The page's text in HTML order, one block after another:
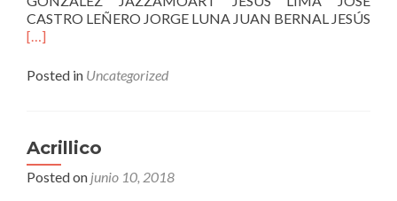
CASTRO LEÑERO JORGE LUNA JUAN BERNAL JESÚS
Read
about
[…]
Posted in Uncategorized
Acrillico
Posted on junio 10, 2018